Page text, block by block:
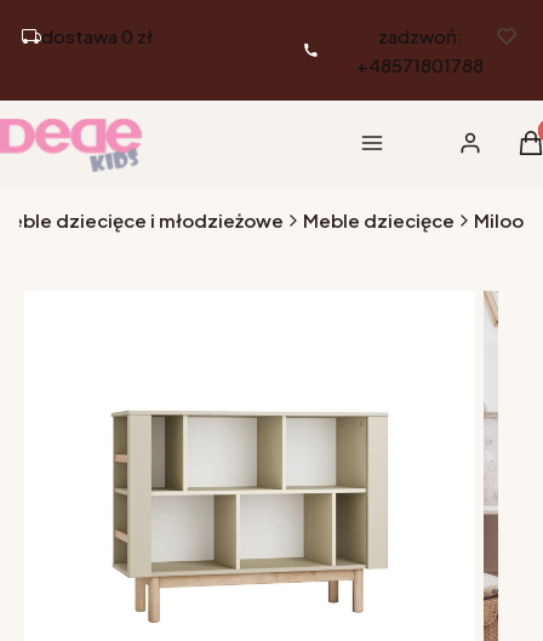
dostawa 0 zł
zadzwoń:
+48571801788
Menu Zaloguj się
dziecięce i młodzieżowe Meble dziecięce Miloo